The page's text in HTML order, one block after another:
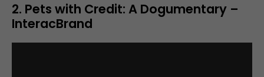
2. Pets with Credit: A Dogumentary –
InteracBrand